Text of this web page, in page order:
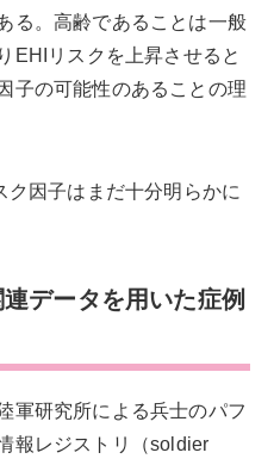
る。高齢であることは一般
EHIリスクを上昇させると
子の可能性のあることの理
因子はまだ十分明らかに
データを用いた症例
軍研究所による兵士のパフ
報レジストリ（soldier